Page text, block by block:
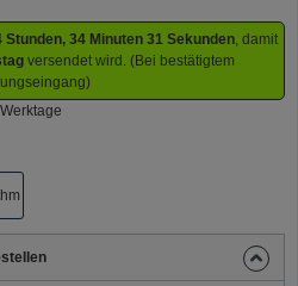
Stunden, 34 Minuten 31 Sekunden, damit
versendet wird. (Bei bestätigtem